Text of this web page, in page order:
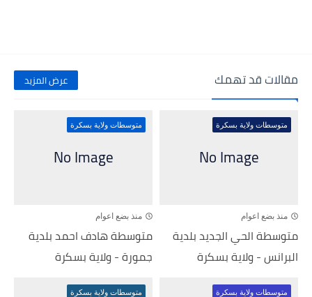
مقالات قد تهمك عرض المزيد
متوسطات ولاية بسكرة
منذ بضع اعوام
متوسطة الحي الجديد بلدية
البرانس - ولاية بسكرة
متوسطات ولاية بسكرة
منذ بضع اعوام
متوسطة هادف احمد بلدية
جمورة - ولاية بسكرة
متوسطات ولاية بسكرة متوسطات ولاية بسكرة